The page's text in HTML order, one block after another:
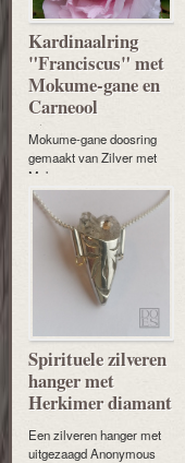
Kardinaalring
"Franciscus" met
Mokume-gane en
Carneool
Mokume-gane doosring
gemaakt van Zilver met
Mokume-gane en een
Carneool als edelsteen.
Spirituele zilveren
hanger met
Herkimer diamant
Een zilveren hanger met
uitgezaagd Anonymous